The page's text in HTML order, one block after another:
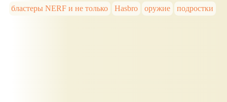
бластеры NERF и не только Hasbro оружие подростки